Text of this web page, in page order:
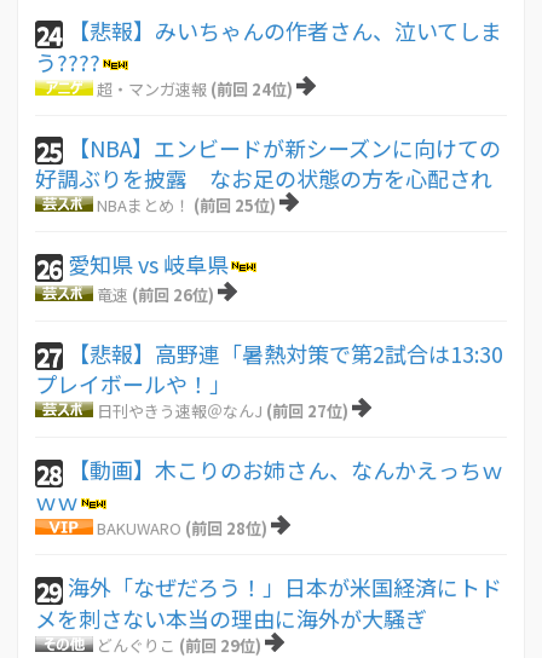
24
【悲報】みいちゃんの作者さん、泣いてしま
う????
超・マンガ速報 (前回 24位)
25
【NBA】エンビードが新シーズンに向けての
好調ぶりを披露 なお足の状態の方を心配され
NBAまとめ！ (前回 25位)
26 愛知県 vs 岐阜県
竜速 (前回 26位)
27
【悲報】高野連「暑熱対策で第2試合は13:30
プレイボールや！」
日刊やきう速報＠なんJ (前回 27位)
28
【動画】木こりのお姉さん、なんかえっちｗ
ｗｗ
BAKUWARO (前回 28位)
29 海外「なぜだろう！」日本が米国経済にトド
メを刺さない本当の理由に海外が大騒ぎ
どんぐりこ (前回 29位)